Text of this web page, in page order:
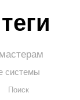
системы
Поиск